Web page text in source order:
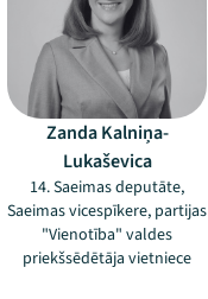
Zanda Kalniņa-
Lukaševica
14. Saeimas deputāte,
Saeimas vicespīkere, partijas
"Vienotība" valdes
priekšsēdētāja vietniece